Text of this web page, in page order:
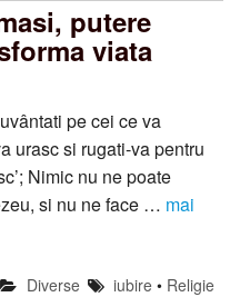
putere
viata
pe cei ce va
urasc si rugati-va pentru
Nimic nu ne poate
si nu ne face … mai
Diverse iubire• Religie